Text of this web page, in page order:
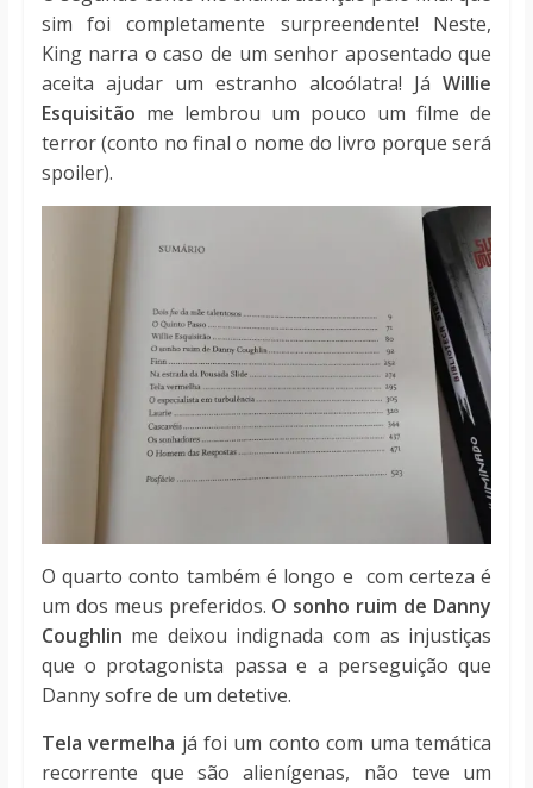
sim foi completamente surpreendente! Neste,
King narra o caso de um senhor aposentado que
aceita ajudar um estranho alcoólatra! JáWillie
Esquisitão me lembrou um pouco um filme de
terror (conto no final o nome do livro porque será
spoiler).
O quarto conto também é longo e com certeza é
um dos meus preferidos. O sonho ruim de Danny
Coughlin me deixou indignada com as injustiças
que o protagonista passa e a perseguição que
Danny sofre de um detetive.
Tela vermelha já foi um conto com uma temática
recorrente que são alienígenas, não teve um